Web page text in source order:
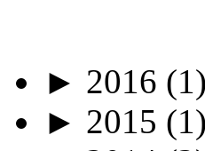
► 2016 (1)
► 2015 (1)